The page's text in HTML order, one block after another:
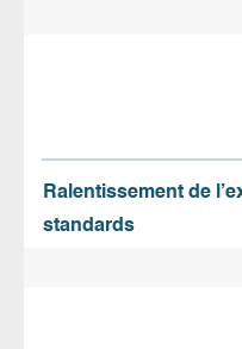
Ralentissement de
standards